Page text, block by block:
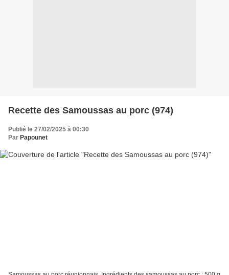
Recette des Samoussas au porc (974)
Publié le 27/02/2025 à 00:30
Par Papounet